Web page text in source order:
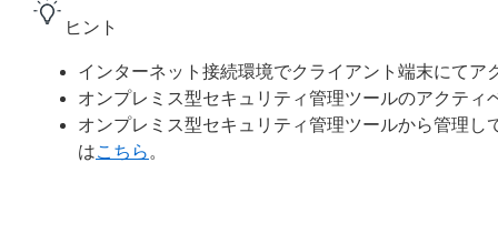
ヒント
インターネット接続環境でクライアント端末にてア
オンプレミス型セキュリティ管理ツールのアクティ
オンプレミス型セキュリティ管理ツールから管理
はこちら 。